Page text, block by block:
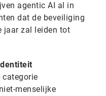
agentic AI al in
dat de beveiliging
jaar zal leiden tot
categorie
menselijke